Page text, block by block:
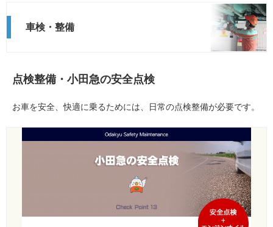
車検・整備
点検整備・小田急の安全点検
お車を安全、快適に乗るためには、日常の点検整備が必要です。